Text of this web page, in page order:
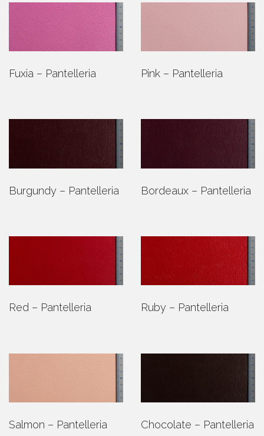
Fuxia – Pantelleria Pink – Pantelleria
Burgundy – Pantelleria Bordeaux – Pantelleria
Red – Pantelleria Ruby – Pantelleria
Salmon – Pantelleria Chocolate – Pantelleria